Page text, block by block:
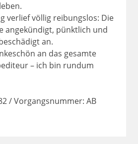
verlief völlig reibungslos: Die
angekündigt, pünktlich und
an.
an das gesamte
– ich bin rundum
/ Vorgangsnummer: AB